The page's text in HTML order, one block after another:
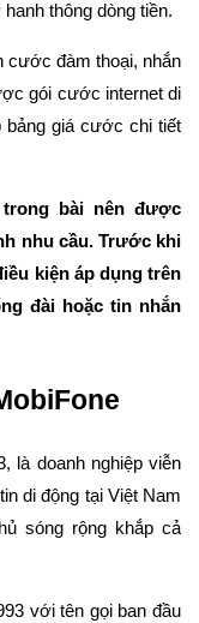
thông dòng tiền.
cước đàm thoại, nhắn
gói cước internet di
bảng giá cước chi tiết
bài nên được
nhu cầu. Trước khi
kiện áp dụng trên
đài hoặc tin nhắn
là doanh nghiệp viễn
di động tại Việt Nam
sóng rộng khắp cả
với tên gọi ban đầu